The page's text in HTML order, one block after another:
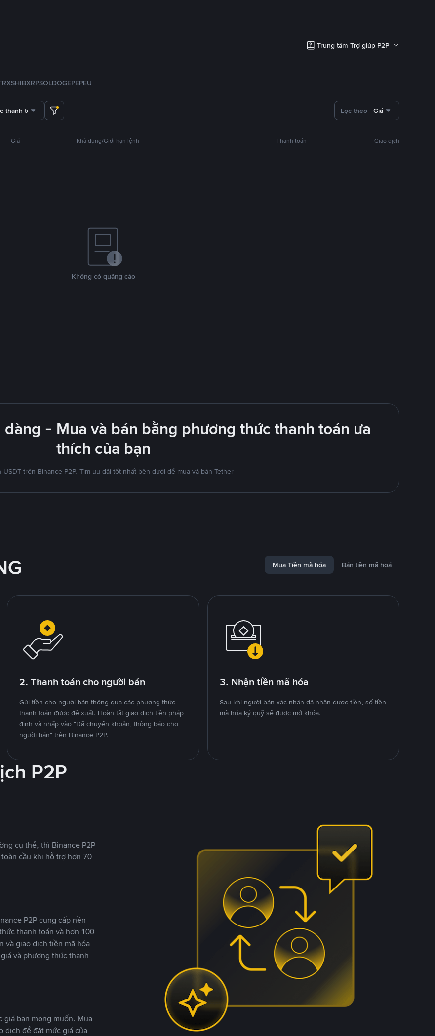
Trung tâm Trợ giúp P2P
SHIBXRPSOLDOGEPEPEU
thanh toán Lọc theo Giá
Giá Khả dụng/Giới hạn lệnh Thanh toán Giao dịch
Không có quảng cáo
- Mua và bán bằng phương thức thanh toán ưa
thích của bạn
USDT trên Binance P2P. Tìm ưu đãi tốt nhất bên dưới để mua và bán Tether
Mua Tiền mã hóa Bán tiền mã hoá
2. Thanh toán cho người bán
Gửi tiền cho người bán thông qua các phương thức
thanh toán được đề xuất. Hoàn tất giao dịch tiền pháp
định và nhấp vào "Đã chuyển khoản, thông báo cho
người bán" trên Binance P2P.
3. Nhận tiền mã hóa
Sau khi người bán xác nhận đã nhận được tiền, số tiền
mã hóa ký quỹ sẽ được mở khóa.
P2P
cụ thể, thì Binance P2P
cầu khi hỗ trợ hơn 70
P2P cung cấp nền
thanh toán và hơn 100
và giao dịch tiền mã hóa
và phương thức thanh
giá bạn mong muốn. Mua
dịch để đặt mức giá của